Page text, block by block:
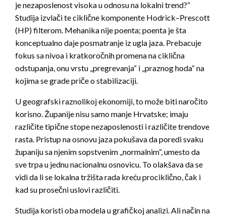
je nezaposlenost visoka u odnosu na lokalni trend?“
Studija izvlači te ciklične komponente Hodrick–Prescott
(HP) filterom. Mehanika nije poenta; poenta je šta
konceptualno daje posmatranje iz ugla jaza. Prebacuje
fokus sa nivoa i kratkoročnih promena na ciklična
odstupanja, onu vrstu „pregrevanja“ i „praznog hoda“ na
kojima se grade priče o stabilizaciji.
U geografski raznolikoj ekonomiji, to može biti naročito
korisno. Županije nisu samo manje Hrvatske; imaju
različite tipične stope nezaposlenosti i različite trendove
rasta. Pristup na osnovu jaza pokušava da poredi svaku
županiju sa njenim sopstvenim „normalnim“, umesto da
sve trpa u jednu nacionalnu osnovicu. To olakšava da se
vidi da li se lokalna tržišta rada kreću prociklično, čak i
kad su prosečni uslovi različiti.
Studija koristi oba modela u grafičkoj analizi. Ali način na